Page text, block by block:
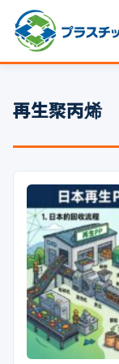
パレットサイズ
プラパレット
コンテナ
中古パレット
再生原料
梱包資材
イラン情勢まとめ
再生聚丙烯